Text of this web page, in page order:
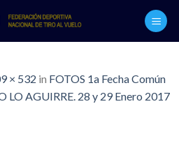
× 532 in FOTOS 1a Fecha Común
LO AGUIRRE. 28 y 29 Enero 2017